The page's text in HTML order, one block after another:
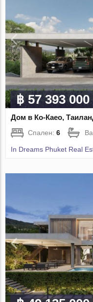
฿ 57 393 000
Дом в Ко-Каео,
Спален:6
In Dreams Phuket Real